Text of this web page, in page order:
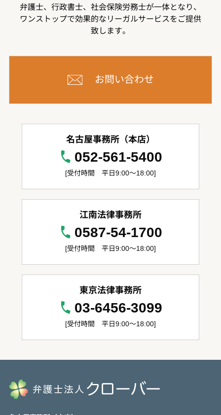
弁護士、行政書士、社会保険労務士が一体となり、
ワンストップで効果的なリーガルサービスをご提供
致します。
お問い合わせ
名古屋事務所（本店）
052-561-5400
[受付時間 平日9:00～18:00]
江南法律事務所
0587-54-1700
[受付時間 平日9:00～18:00]
東京法律事務所
03-6456-3099
[受付時間 平日9:00～18:00]